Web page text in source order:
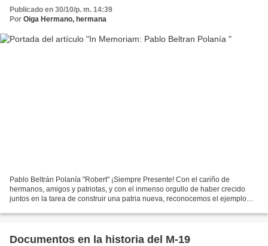
Publicado en 30/10/p. m. 14:39
Por Oiga Hermano, hermana
Pablo Beltrán Polanía "Robert" ¡Siempre Presente! Con el cariño de
hermanos, amigos y patriotas, y con el inmenso orgullo de haber crecido
juntos en la tarea de construir una patria nueva, reconocemos el ejemplo
Documentos en la historia del M-19